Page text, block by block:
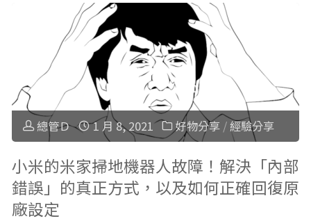
的
及
你
可
經
談】
親
子
愛
總管Ｄ 1 月 8, 2021 好物分享 /經驗分享
小米的米家掃地機器人故障！解決「內部
錯誤」的真正方式，以及如何正確回復原
廠設定